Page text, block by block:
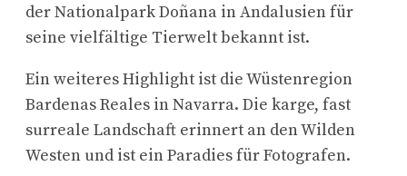
der Nationalpark Doñana in Andalusien für
seine vielfältige Tierwelt bekannt ist.
Ein weiteres Highlight ist die Wüstenregion
Bardenas Reales in Navarra. Die karge, fast
surreale Landschaft erinnert an den Wilden
Westen und ist ein Paradies für Fotografen.